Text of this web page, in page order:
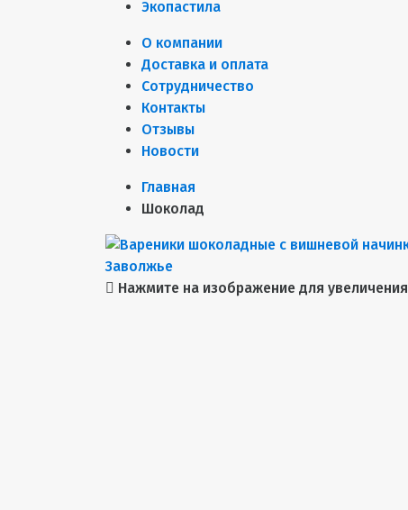
Экопастила
О компании
Доставка и оплата
Сотрудничество
Контакты
Отзывы
Новости
Главная
Шоколад
Нажмите на изображение для увеличения